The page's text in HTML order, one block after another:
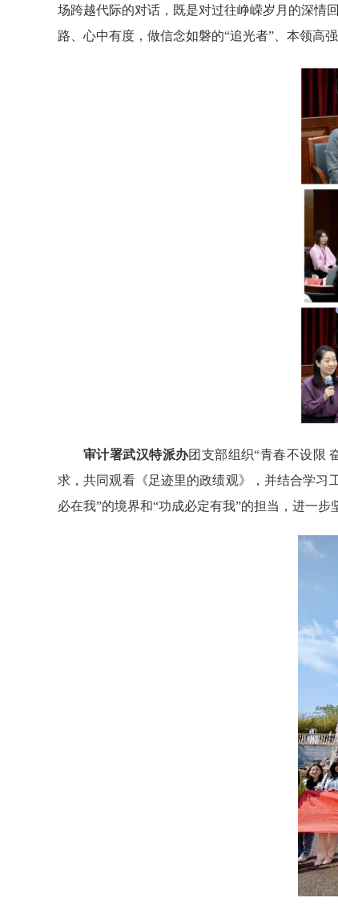
场跨越代际的对话，既是对过往峥嵘岁月的深情
路、心中有度，做信念如磐的“追光者”、本领高
审计署武汉特派办团支部组织“青春不设限
求，共同观看《足迹里的政绩观》，并结合学习
必在我”的境界和“功成必定有我”的担当，进一步